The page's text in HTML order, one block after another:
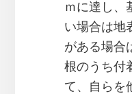
ｍに達し、
い場合は地
がある場合
根のうち付
て、自らを